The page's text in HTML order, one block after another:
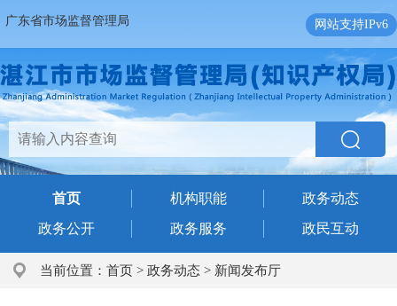
广东省市场监督管理局 网站支持IPv6
首页 机构职能
政务动态
政务公开
政务服务 政民互动
当前位置： 首页 > 政务动态 > 新闻发布厅